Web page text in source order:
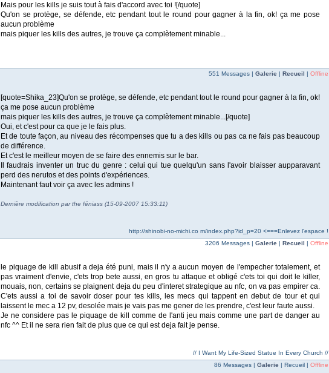
Mais pour les kills je suis tout à fais d'accord avec toi ![/quote]
Qu'on se protège, se défende, etc pendant tout le round pour gagner à la fin, ok! ça me pose
aucun problème
mais piquer les kills des autres, je trouve ça complètement minable...
551 Messages | Galerie | Recueil | Offline
[quote=Shika_23]Qu'on se protège, se défende, etc pendant tout le round pour gagner à la fin, ok!
ça me pose aucun problème
mais piquer les kills des autres, je trouve ça complètement minable...[/quote]
Oui, et c'est pour ca que je le fais plus.
Et de toute façon, au niveau des récompenses que tu a des kills ou pas ca ne fais pas beaucoup
de différence.
Et c'est le meilleur moyen de se faire des ennemis sur le bar.
Il faudrais inventer un truc du genre : celui qui tue quelqu'un sans l'avoir blaisser aupparavant
perd des nerutos et des points d'expériences.
Maintenant faut voir ça avec les admins !
Dernière modification par the féniass (15-09-2007 15:33:11)
http://shinobi-no-michi.co m/index.php?id_p=20 <===Enlevez l'espace !
3206 Messages | Galerie | Recueil | Offline
le piquage de kill abusif a deja été puni, mais il n'y a aucun moyen de l'empecher totalement, et
pas vraiment d'envie, c'ets trop bete aussi, en gros tu attaque et obligé c'ets toi qui doit le killer,
mouais, non, certains se plaignent deja du peu d'interet strategique au nfc, on va pas empirer ca.
C'ets aussi a toi de savoir doser pour tes kills, les mecs qui tappent en debut de tour et qui
laissent le mec a 12 pv, desolée mais je vais pas me gener de les prendre, c'est leur faute aussi.
Je ne considere pas le piquage de kill comme de l'anti jeu mais comme une part de danger au
nfc ^^ Et il ne sera rien fait de plus que ce qui est deja fait je pense.
// I Want My Life-Sized Statue In Every Church //
86 Messages | Galerie | Recueil | Offline